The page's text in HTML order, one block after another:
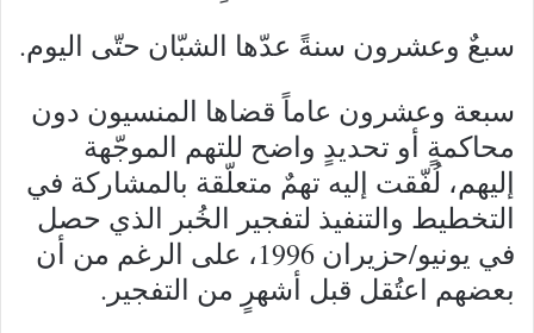
سبعٌ وعشرون سنةً عدّها الشبّان حتّى اليوم.
سبعة وعشرون عاماً قضاها المنسيون دون
محاكمةٍ أو تحديدٍ واضح للتهم الموجّهة
إليهم، لُفّقت إليه تهمٌ متعلّقة بالمشاركة في
التخطيط والتنفيذ لتفجير الخُبر الذي حصل
في يونيو/حزيران 1996، على الرغم من أن
بعضهم اعتُقل قبل أشهرٍ من التفجير.